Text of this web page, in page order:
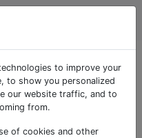
to improve your
to show you personalized
our website traffic, and to
from.
of cookies and other